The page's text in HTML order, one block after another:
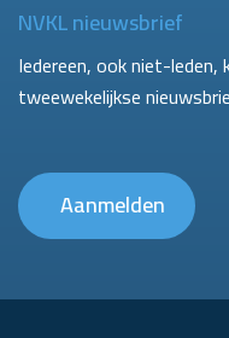
NVKL nieuwsbrief
Iedereen, ook niet-leden,
tweewekelijkse
Aanmelden